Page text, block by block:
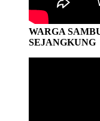
WARGA
SEJANGKUNG